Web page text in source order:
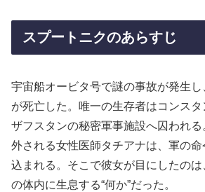
スプートニクのあらすじ
宇宙船オービタ号で謎の事故が発生
が死亡した。唯一の生存者はコンス
ザフスタンの秘密軍事施設へ囚われ
外される女性医師タチアナは、軍の命
込まれる。そこで彼女が目にしたの
の体内に生息する“何か”だった。